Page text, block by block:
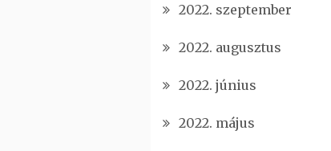
2022. szeptember
2022. augusztus
2022. június
2022. május